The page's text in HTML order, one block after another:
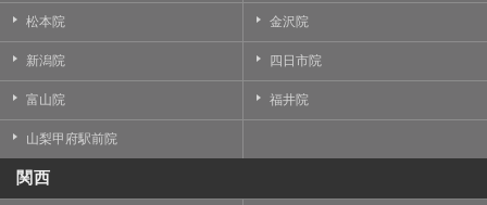
松本院 金沢院
新潟院 四日市院
富山院 福井院
山梨甲府駅前院
関西